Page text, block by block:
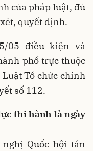
của pháp luật, đủ
quyết định.
05 điều kiện và
phố trực thuộc
Tổ chức chính
số 112.
thi hành là ngày
Quốc hội tán